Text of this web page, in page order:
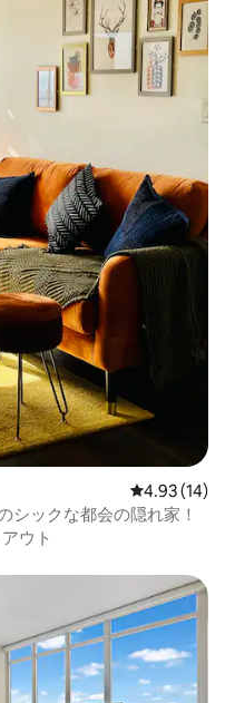
レビュー14
4.93 (14)
シックな都会の隠れ家！
ウト